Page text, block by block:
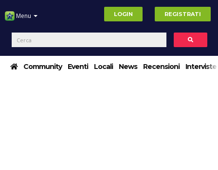
Menu LOGIN REGISTRATI
Community Eventi Locali News Recensioni Interviste